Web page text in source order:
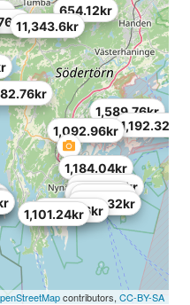
1,092.96kr
1,184.04kr
1,920.96kr
1,101.24kr
604.44kr
1,589.76kr
1,192.32kr
1,192.32kr
1,026.72kr
794.88kr
11,343.6kr
654.12kr
contributors, CC-BY-SA